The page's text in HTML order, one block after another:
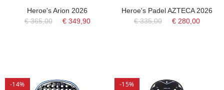
Heroe's Arion 2026
€ 365,00
€ 349,90
Heroe's Padel AZTECA 2026
€ 335,00
€ 280,00
-14% -15%